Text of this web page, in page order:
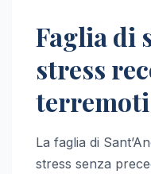
Faglia di
stress
terremoti
La faglia di
stress senza